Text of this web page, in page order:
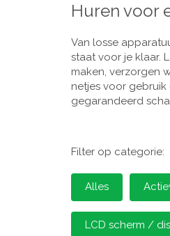
Huren voor
Van losse
staat voor je klaar.
maken, verzorgen
netjes voor
gegarandeerd
Filter op categorie:
Alles
LCD scherm /